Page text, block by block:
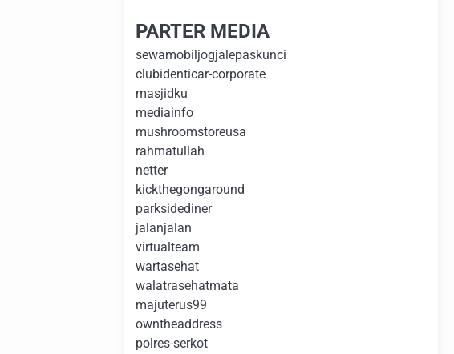
PARTER MEDIA
sewamobiljogjalepaskunci
clubidenticar-corporate
masjidku
mediainfo
mushroomstoreusa
rahmatullah
netter
kickthegongaround
parksidediner
jalanjalan
virtualteam
wartasehat
walatrasehatmata
majuterus99
owntheaddress
polres-serkot